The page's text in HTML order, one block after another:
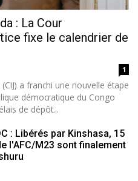
: La Cour
fixe le calendrier de
1
a franchi une nouvelle étape
démocratique du Congo
de dépôt...
: Libérés par Kinshasa, 15
l'AFC/M23 sont finalement